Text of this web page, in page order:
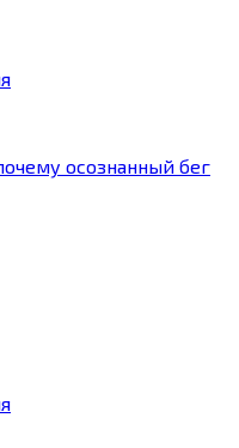
осознанный бег